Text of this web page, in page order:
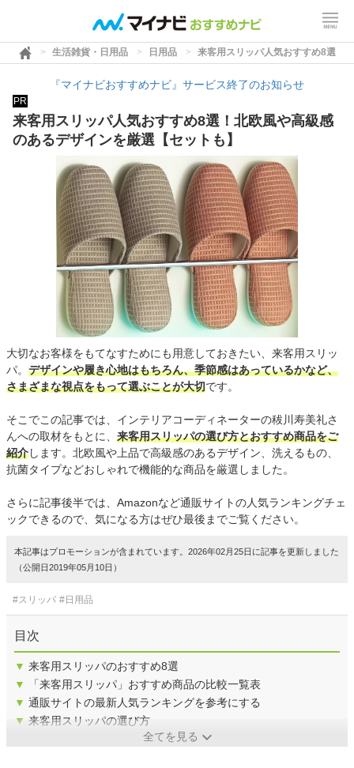
生活雑貨・日用品 日用品 来客用スリッパ人気おすすめ8選！
『マイナビおすすめナビ』サービス終了のお知らせ
PR
来客用スリッパ人気おすすめ8選！北欧風や高級感
のあるデザインを厳選【セットも】
大切なお客様をもてなすためにも用意しておきたい、来客用スリッ
パ。 デザインや履き心地はもちろん、季節感はあっているかなど、
さまざまな視点をもって選ぶことが大切です。
そこでこの記事では、インテリアコーディネーターの秡川寿美礼さ
んへの取材をもとに、 来客用スリッパの選び方とおすすめ商品をご
紹介します。北欧風や上品で高級感のあるデザイン、洗えるもの、
抗菌タイプなどおしゃれで機能的な商品を厳選しました。
さらに記事後半では、Amazonなど通販サイトの人気ランキングチェ
ックできるので、気になる方はぜひ最後までご覧ください。
本記事はプロモーションが含まれています。2026年02月25日に記事を更新しました
（公開日2019年05月10日）
#スリッパ #日用品
目次
▼ 来客用スリッパのおすすめ8選
▼
「来客用スリッパ」おすすめ商品の比較一覧表
▼ 通販サイトの最新人気ランキングを参考にする
▼ 来客用スリッパの選び方
全てを見る